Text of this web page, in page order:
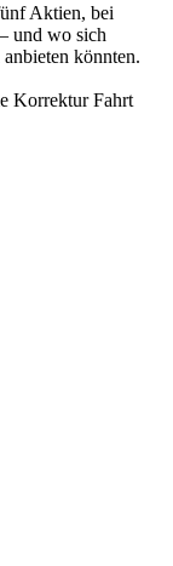
Aktien, bei
und wo sich
könnten.
Korrektur Fahrt